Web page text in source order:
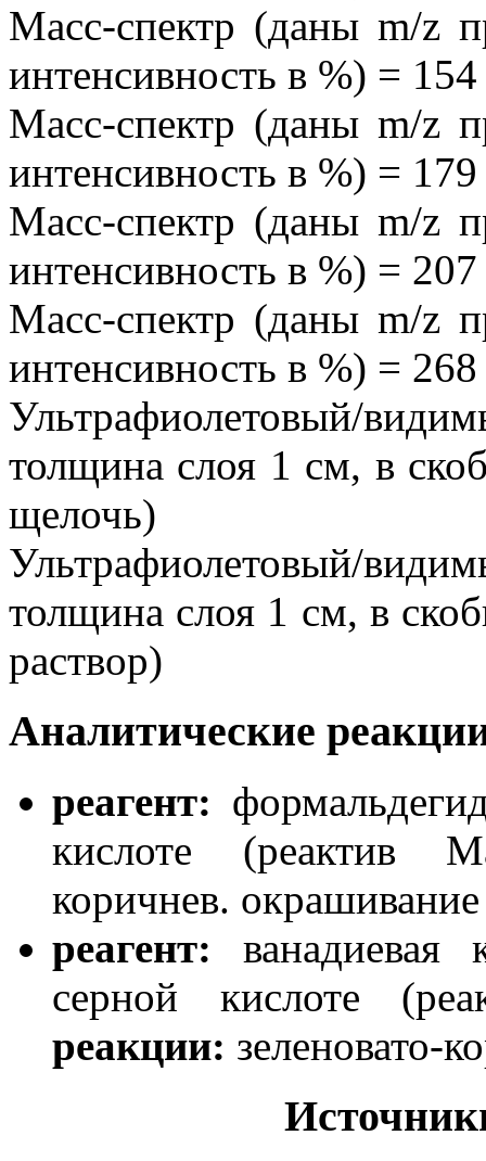
Масс-спектр (даны m/z
интенсивность в %) = 154
Масс-спектр (даны m/z
интенсивность в %) = 179
Масс-спектр (даны m/z
интенсивность в %) = 207
Масс-спектр (даны m/z
интенсивность в %) = 268
Ультрафиолетовый/
толщина слоя 1 см, в
щелочь)
Ультрафиолетовый/
толщина слоя 1 см, в
раствор)
Аналитические
реагент:
кислоте (реактив
коричнев. окрашивание
реагент: ванадиевая
серной кислоте
реакции: зеленовато-